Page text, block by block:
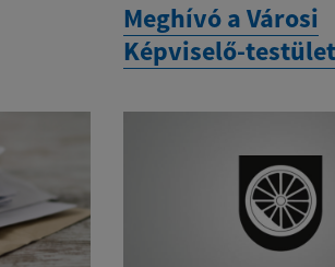
Meghívó a Városi
Képviselő-